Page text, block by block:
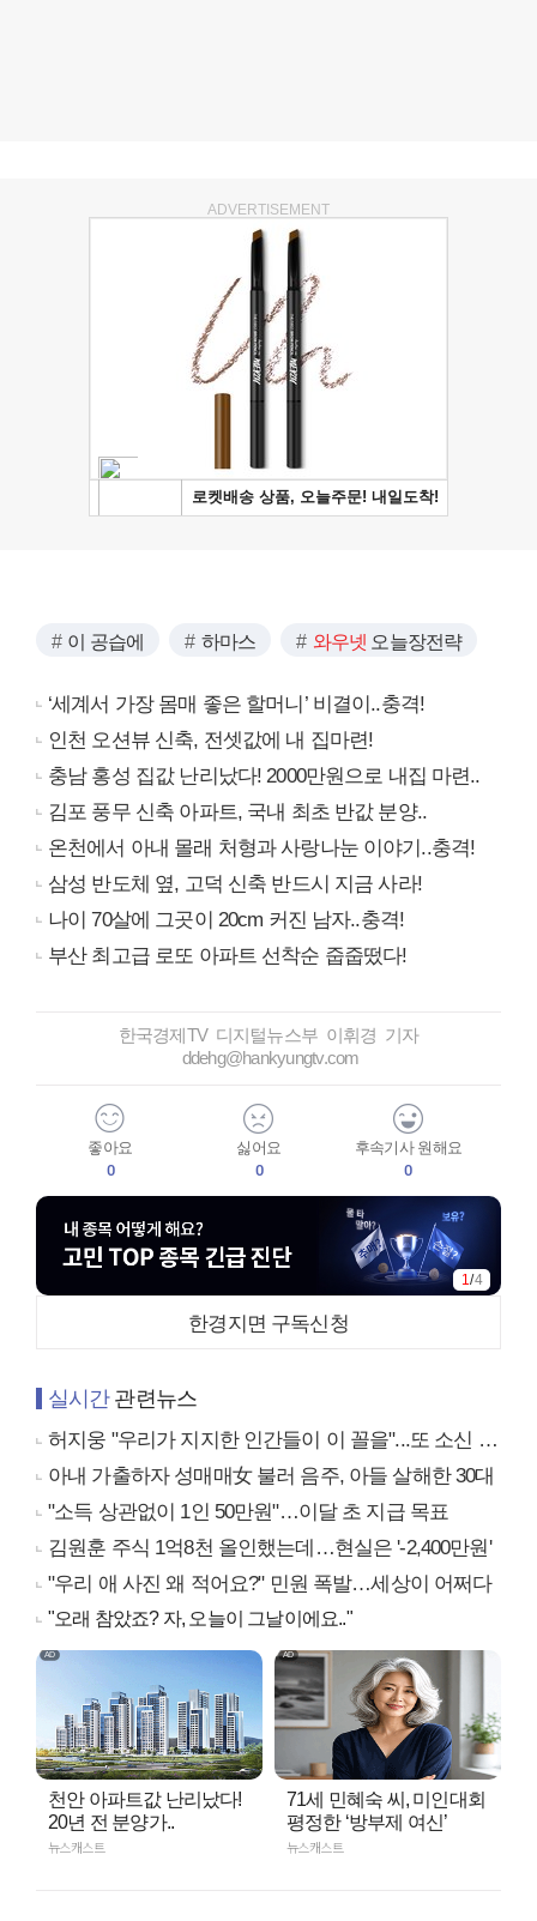
ADVERTISEMENT
이 공습에 하마스 와우넷 오늘장전략
‘세계서 가장 몸매 좋은 할머니’ 비결이..충격!
인천 오션뷰 신축, 전셋값에 내 집마련!
충남 홍성 집값 난리났다! 2000만원으로 내집 마련..
김포 풍무 신축 아파트, 국내 최초 반값 분양..
온천에서 아내 몰래 처형과 사랑나눈 이야기..충격!
삼성 반도체 옆, 고덕 신축 반드시 지금 사라!
나이 70살에 그곳이 20cm 커진 남자..충격!
부산 최고급 로또 아파트 선착순 줍줍떴다!
한국경제TV 디지털뉴스부 이휘경 기자
ddehg@hankyungtv.com
좋아요
0
싫어요
0
후속기사 원해요
0
1 /4
한경지면 구독신청
실시간관련뉴스
허지웅 "우리가 지지한 인간들이 이 꼴을"...또 소신 발언
아내 가출하자 성매매女 불러 음주, 아들 살해한 30대
"소득 상관없이 1인 50만원"…이달 초 지급 목표
김원훈 주식 1억8천 올인했는데…현실은 '-2,400만원'
"우리 애 사진 왜 적어요?" 민원 폭발…세상이 어쩌다
"오래 참았죠? 자, 오늘이 그날이에요.."
천안 아파트값 난리났다!
20년 전 분양가..
뉴스캐스트
71세 민혜숙 씨, 미인대회
평정한 ‘방부제 여신’
뉴스캐스트